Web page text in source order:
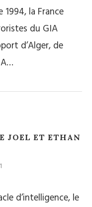
la France
du GIA
d’Alger, de
JOEL ET ETHAN
d’intelligence, le